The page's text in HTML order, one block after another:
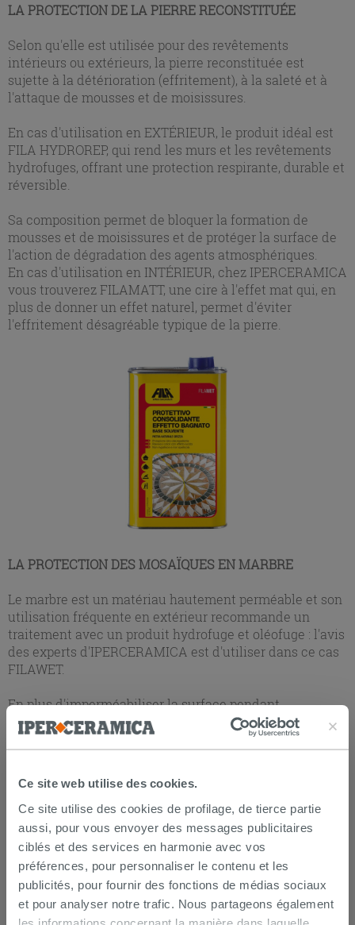
Ce site web utilise des cookies.
Ce site utilise des cookies de profilage, de tierce partie
aussi, pour vous envoyer des messages publicitaires
ciblés et des services en harmonie avec vos
préférences, pour personnaliser le contenu et les
publicités, pour fournir des fonctions de médias sociaux
et pour analyser notre trafic. Nous partageons également
LA PROTECTION DE LA PIERRE RECONSTITUÉE
Selon qu'elle est utilisée pour des revêtements
intérieurs ou extérieurs, la pierre reconstituée est
sujette à la détérioration (effritement), à la saleté et à
l'attaque de mousses et de moisissures.
En cas d'utilisation en EXTÉRIEUR, le produit idéal est
FILA HYDROREP, qui rend les murs et les revêtements
hydrofuges, offrant une protection respirante, durable et
réversible.
Sa composition permet de bloquer la formation de
mousses et de moisissures et de protéger la surface de
l'action de dégradation des agents atmosphériques.
En cas d'utilisation en INTÉRIEUR, chez IPERCERAMICA
vous trouverez FILAMATT, une cire à l'effet mat qui, en
plus de donner un effet naturel, permet d'éviter
l'effritement désagréable typique de la pierre.
LA PROTECTION DES MOSAÏQUES EN MARBRE
Le marbre est un matériau hautement perméable et son
utilisation fréquente en extérieur recommande un
traitement avec un produit hydrofuge et oléofuge : l'avis
des experts d'IPERCERAMICA est d'utiliser dans ce cas
FILAWET.
En plus d'imperméabiliser la surface pendant
longtemps, ce produit donne un effet mouillé original
réglable en fonction du nombre de couches appliquées
GRANDE NOUVEAUTÉ POUR LES TERRASSES !